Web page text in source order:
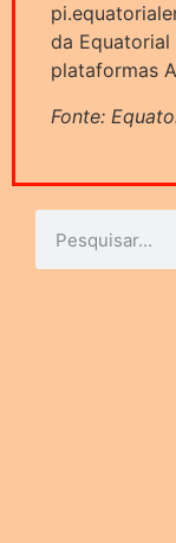
da Equatorial
plataformas
Fonte: